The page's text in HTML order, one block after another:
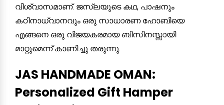
വിശ്വാസമാണ്. ജസ്‌ലയുടെ കഥ, പാഷനും
കഠിനാധ്വാനവും ഒരു സാധാരണ ഹോബിയെ
എങ്ങനെ ഒരു വിജയകരമായ ബിസിനസ്സായി
മാറ്റുമെന്ന് കാണിച്ചു തരുന്നു.
JAS HANDMADE OMAN:
Personalized Gift Hamper